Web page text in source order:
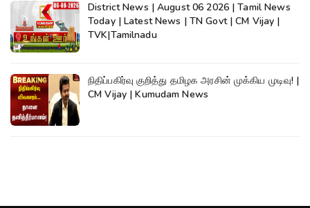
District News | August 06 2026 | Tamil News
Today | Latest News | TN Govt | CM Vijay |
TVK|Tamilnadu
நிதிப்பகிர்வு குறித்து தமிழக அரசின் முக்கிய முடிவு! |
CM Vijay | Kumudam News